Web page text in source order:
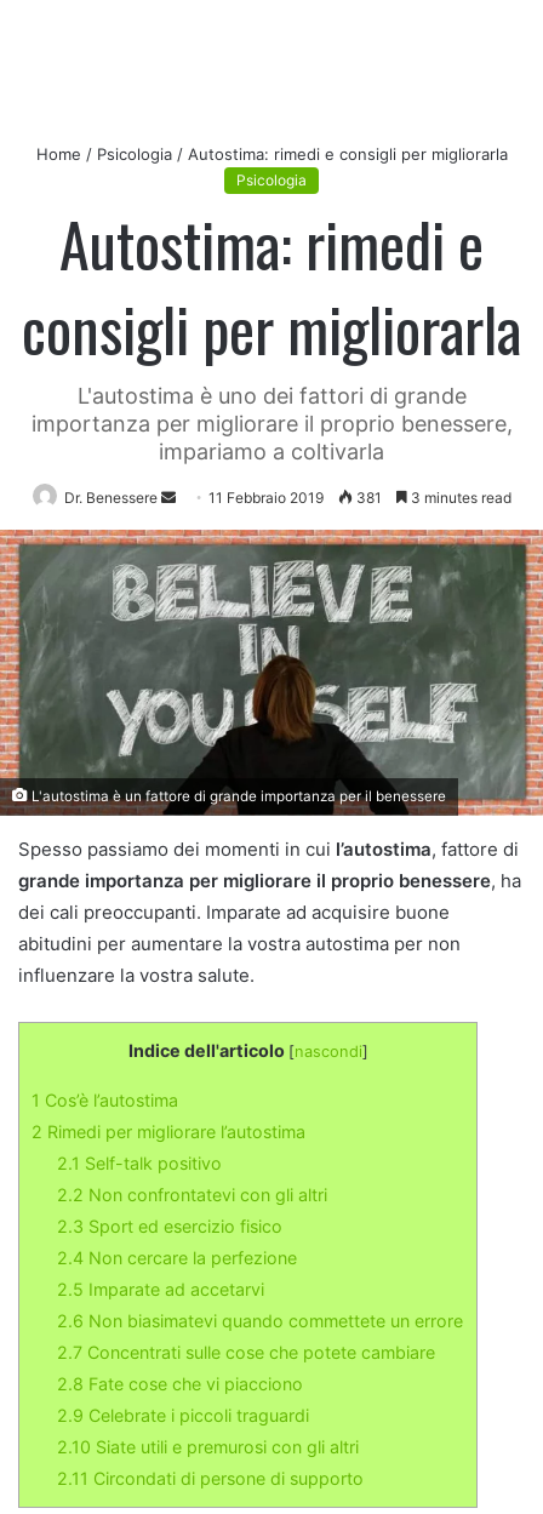
Home / Psicologia/ Autostima: rimedi e consigli per migliorarla
Psicologia
Autostima: rimedi e
consigli per migliorarla
L'autostima è uno dei fattori di grande
importanza per migliorare il proprio benessere,
impariamo a coltivarla
Dr. Benessere
Send
an
11 Febbraio 2019 381 3 minutes read
L'autostima è un fattore di grande importanza per il benessere
Spesso passiamo dei momenti in cui l’autostima, fattore di
grande importanza per migliorare il proprio benessere, ha
dei cali preoccupanti. Imparate ad acquisire buone
abitudini per aumentare la vostra autostima per non
influenzare la vostra salute.
Indice dell'articolo [nascondi]
1 Cos’è l’autostima
2 Rimedi per migliorare l’autostima
2.1 Self-talk positivo
2.2 Non confrontatevi con gli altri
2.3 Sport ed esercizio fisico
2.4 Non cercare la perfezione
2.5 Imparate ad accetarvi
2.6 Non biasimatevi quando commettete un errore
2.7 Concentrati sulle cose che potete cambiare
2.8 Fate cose che vi piacciono
2.9 Celebrate i piccoli traguardi
2.10 Siate utili e premurosi con gli altri
2.11 Circondati di persone di supporto